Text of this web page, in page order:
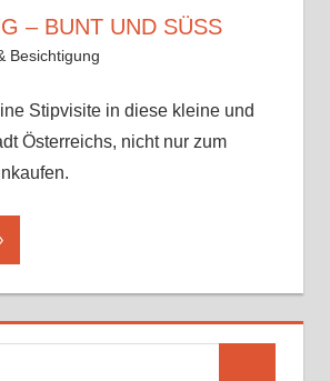
– BUNT UND SÜSS
Besichtigung
Stipvisite in diese kleine und
Österreichs, nicht nur zum